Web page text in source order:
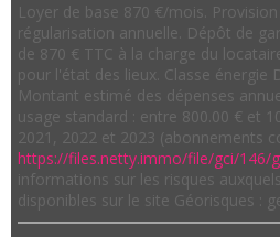
Loyer de base 870 €/mois.
régularisation annuelle. Dépôt de
de 870 € TTC à la charge du
pour l'état des lieux. Classe énergie
Montant estimé des dépenses
usage standard : entre 800.00 € et
2021, 2022 et 2023 (abonnements
https://files.netty.immo/file/gci/146/
informations sur les risques
disponibles sur le site Géorisques :